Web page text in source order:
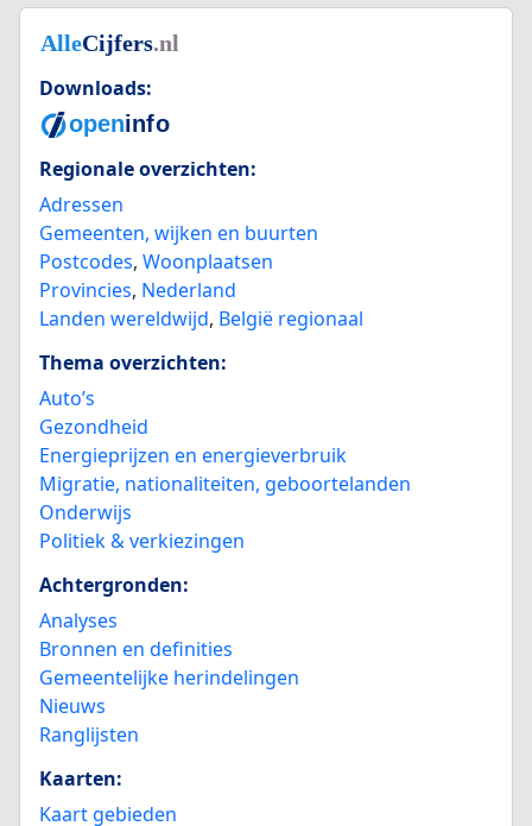
Downloads:
Regionale overzichten:
Adressen
Gemeenten, wijken en buurten
Postcodes, Woonplaatsen
Provincies, Nederland
Landen wereldwijd, België regionaal
Thema overzichten:
Auto’s
Gezondheid
Energieprijzen en energieverbruik
Migratie, nationaliteiten, geboortelanden
Onderwijs
Politiek & verkiezingen
Achtergronden:
Analyses
Bronnen en definities
Gemeentelijke herindelingen
Nieuws
Ranglijsten
Kaarten:
Kaart gebieden